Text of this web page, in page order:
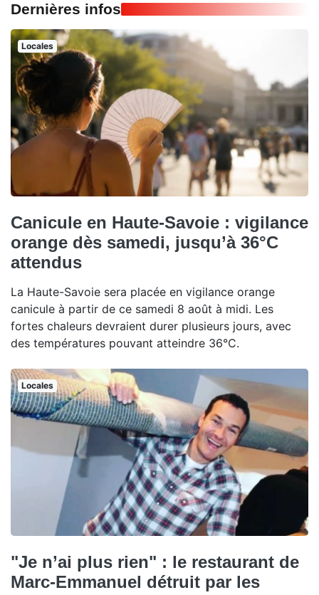
Dernières infos
Locales
Canicule en Haute-Savoie : vigilance
orange dès samedi, jusqu’à 36°C
attendus
La Haute-Savoie sera placée en vigilance orange
canicule à partir de ce samedi 8 août à midi. Les
fortes chaleurs devraient durer plusieurs jours, avec
des températures pouvant atteindre 36°C.
Locales
"Je n’ai plus rien" : le restaurant de
Marc-Emmanuel détruit par les